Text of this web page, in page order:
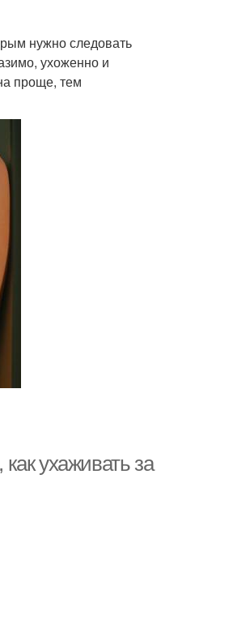
нужно следовать
ухоженно и
проще, тем
ухаживать за